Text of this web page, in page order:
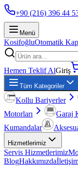
+90 (216) 396 44
Menü
KosifoğluOtomatik
Hemen Teklif AlGiriş
Tüm Kategoriler
Kollu Bariyerler
Motorları
Garaj
Kumandalar
Hizmetlerimiz
Servis Hizmetlerimiz
BlogHakkımızda